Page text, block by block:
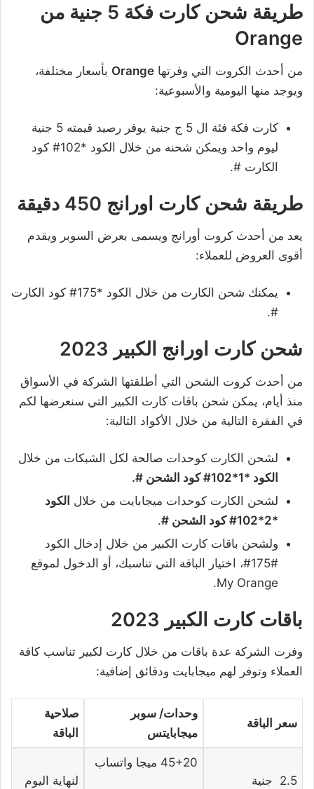
طريقة شحن كارت فكة 5 جنية من
Orange
من أحدث الكروت التي وفرتها Orange بأسعار مختلفة،
ويوجد منها اليومية والأسبوعية:
كارت فكة فئة ال 5 ج جنية يوفر رصيد قيمته 5 جنية
ليوم واحد ويمكن شحنه من خلال الكود *102# كود
الكارت #.
طريقة شحن كارت اورانج 450 دقيقة
يعد من أحدث كروت أورانج ويسمى بعرض السوبر ويقدم
أقوى العروض للعملاء:
يمكنك شحن الكارت من خلال الكود *175# كود الكارت
#.
شحن كارت اورانج الكبير 2023
من أحدث كروت الشحن التي أطلقتها الشركة في الأسواق
منذ أيام، يمكن شحن باقات كارت الكبير التي سنعرضها لكم
في الفقرة التالية من خلال الأكواد التالية:
لشحن الكارت كوحدات صالحة لكل الشبكات من خلال
الكود *1*102# كود الشحن #.
لشحن الكارت كوحدات ميجابايت من خلال الكود
*2*102# كود الشحن #
.
ولشحن باقات كارت الكبير من خلال إدخال الكود
#175#، اختيار الباقة التي تناسبك، أو الدخول لموقع
My Orange.
باقات كارت الكبير 2023
وفرت الشركة عدة باقات من خلال كارت لكبير تناسب كافة
العملاء وتوفر لهم ميجابايت ودقائق إضافية:
سعر الباقة
وحدات/ سوبر
ميجابايتس
صلاحية
الباقة
2.5 جنية
45+20 ميجا واتساب
لنهاية اليوم